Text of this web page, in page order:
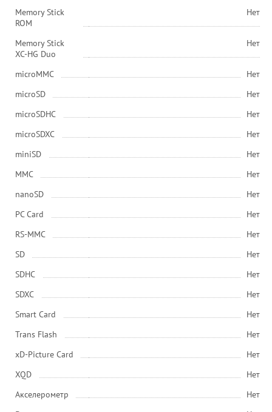
Memory Stick
ROM
Нет
Memory Stick
XC-HG Duo
Нет
microMMC
Нет
microSD
Нет
microSDHC
Нет
microSDXC
Нет
miniSD
Нет
MMC
Нет
nanoSD
Нет
PC Card
Нет
RS-MMC
Нет
SD
Нет
SDHC
Нет
SDXC
Нет
Smart Card
Нет
Trans Flash
Нет
xD-Picture Card
Нет
XQD
Нет
Акселерометр
Нет